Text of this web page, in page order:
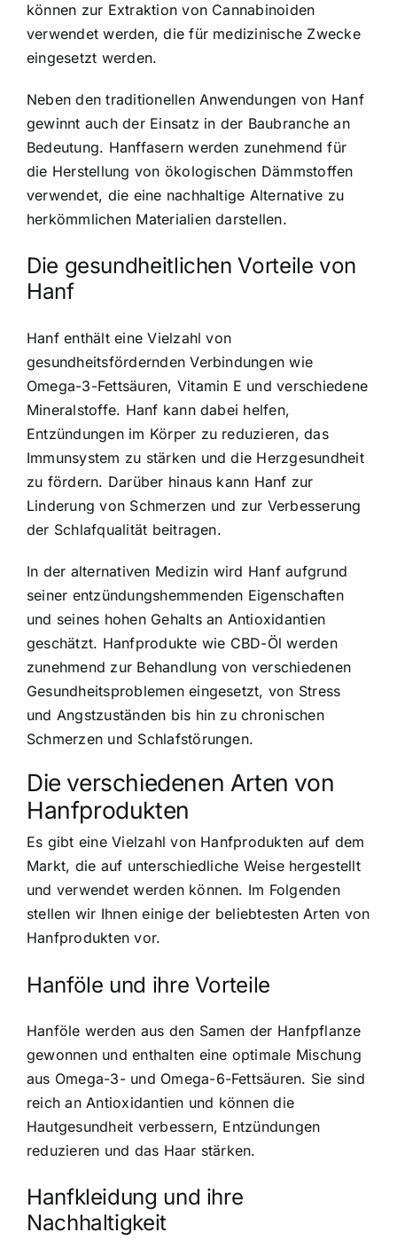
können zur Extraktion von Cannabinoiden
verwendet werden, die für medizinische Zwecke
eingesetzt werden.
Neben den traditionellen Anwendungen von Hanf
gewinnt auch der Einsatz in der Baubranche an
Bedeutung. Hanffasern werden zunehmend für
die Herstellung von ökologischen Dämmstoffen
verwendet, die eine nachhaltige Alternative zu
herkömmlichen Materialien darstellen.
Die gesundheitlichen Vorteile von
Hanf
Hanf enthält eine Vielzahl von
gesundheitsfördernden Verbindungen wie
Omega-3-Fettsäuren, Vitamin E und verschiedene
Mineralstoffe. Hanf kann dabei helfen,
Entzündungen im Körper zu reduzieren, das
Immunsystem zu stärken und die Herzgesundheit
zu fördern. Darüber hinaus kann Hanf zur
Linderung von Schmerzen und zur Verbesserung
der Schlafqualität beitragen.
In der alternativen Medizin wird Hanf aufgrund
seiner entzündungshemmenden Eigenschaften
und seines hohen Gehalts an Antioxidantien
geschätzt. Hanfprodukte wie CBD-Öl werden
zunehmend zur Behandlung von verschiedenen
Gesundheitsproblemen eingesetzt, von Stress
und Angstzuständen bis hin zu chronischen
Schmerzen und Schlafstörungen.
Die verschiedenen Arten von
Hanfprodukten
Es gibt eine Vielzahl von Hanfprodukten auf dem
Markt, die auf unterschiedliche Weise hergestellt
und verwendet werden können. Im Folgenden
stellen wir Ihnen einige der beliebtesten Arten von
Hanfprodukten vor.
Hanföle und ihre Vorteile
Hanföle werden aus den Samen der Hanfpflanze
gewonnen und enthalten eine optimale Mischung
aus Omega-3- und Omega-6-Fettsäuren. Sie sind
reich an Antioxidantien und können die
Hautgesundheit verbessern, Entzündungen
reduzieren und das Haar stärken.
Hanfkleidung und ihre
Nachhaltigkeit